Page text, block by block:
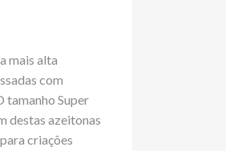
mais alta
com
tamanho Super
destas azeitonas
criações